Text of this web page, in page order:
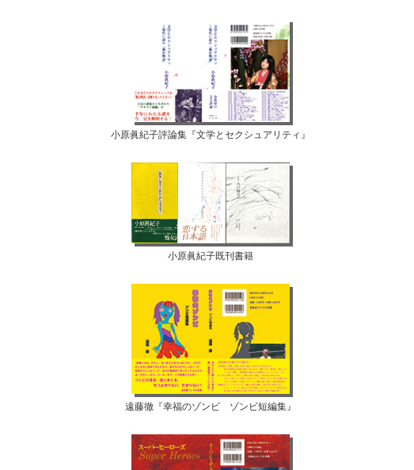
小原眞紀子評論集『文学とセクシュアリティ』
小原眞紀子既刊書籍
遠藤徹『幸福のゾンビ ゾンビ短編集』